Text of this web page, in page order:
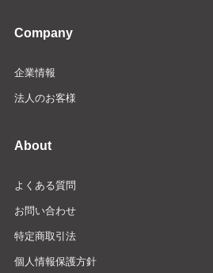
Company
企業情報
法人のお客様
About
よくある質問
お問い合わせ
特定商取引法
個人情報保護方針